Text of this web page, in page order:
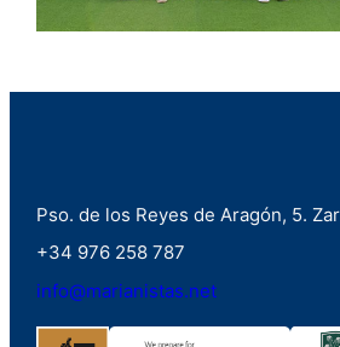
Pso. de los Reyes de Aragón, 5.
+34 976 258 787
info@marianistas.net